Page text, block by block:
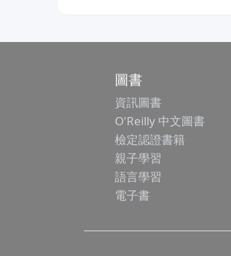
圖書
資訊圖書
O'Reilly 中文圖書
檢定認證書籍
親子學習
語言學習
電子書